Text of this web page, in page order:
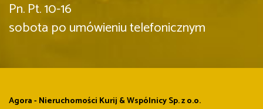
Pn. Pt. 10-16
sobota po umówieniu telefonicznym
Agora - Nieruchomości Kurij & Wspólnicy Sp. z o.o.